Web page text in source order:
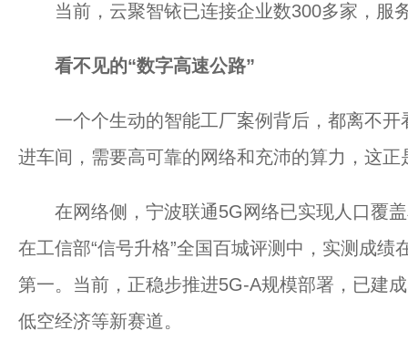
当前，云聚智铱已连接企业数300多家，服
看不见的“数字高速公路”
一个个生动的智能工厂案例背后，都离不开
进车间，需要高可靠的网络和充沛的算力，这正
在网络侧，宁波联通5G网络已实现人口覆盖
在工信部“信号升格”全国百城评测中，实测成
第一。当前，正稳步推进5G-A规模部署，已建
低空经济等新赛道。